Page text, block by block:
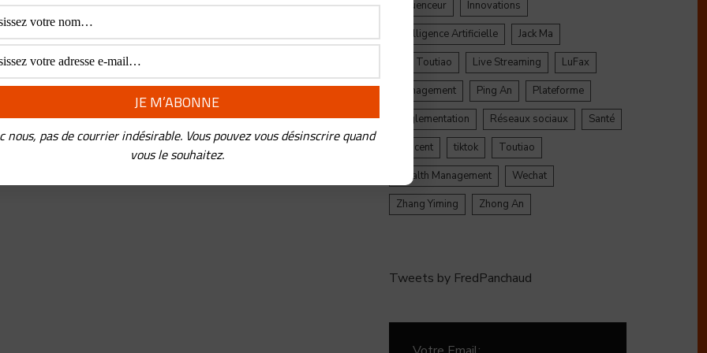
Influenceur
Innovations
Intelligence Artificielle
Jack Ma
Jinri Toutiao
Live Streaming
LuFax
Management
Ping An
Plateforme
Réglementation
Réseaux sociaux
Santé
Tencent
tiktok
Toutiao
Wealth Management
Wechat
Zhang Yiming
Zhong An
Tweets by FredPanchaud
nous, pas de courrier indésirable. Vous pouvez vous désinscrire quand
vous le souhaitez.